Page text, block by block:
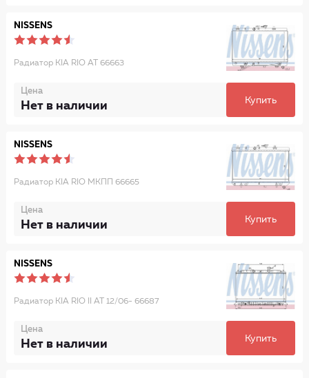
NISSENS
Радиатор KIA RIO AT 66663
Цена
Нет в наличии Купить
NISSENS
Радиатор KIA RIO МКПП 66665
Цена
Нет в наличии Купить
NISSENS
Радиатор KIA RIO II AT 12/06- 66687
Цена
Нет в наличии Купить